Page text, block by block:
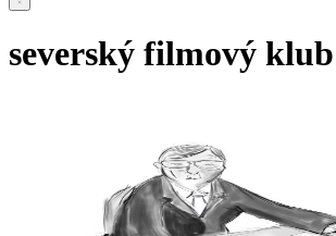
severský filmový klub